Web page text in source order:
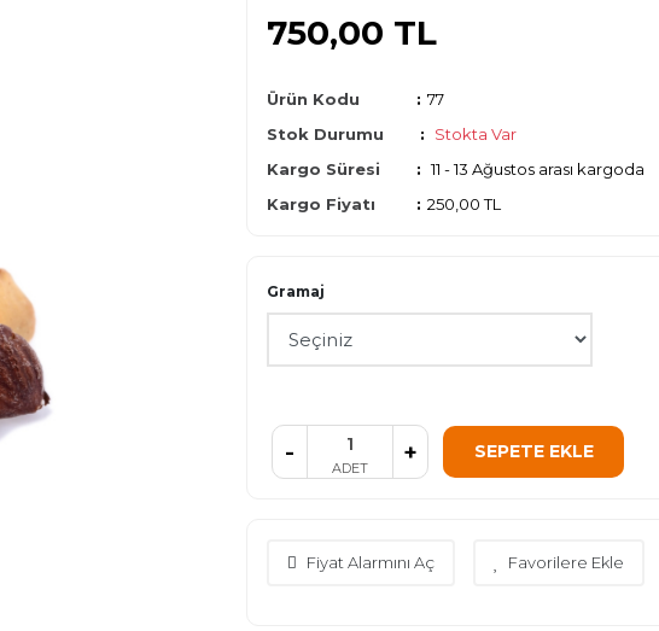
750,00 TL
Ürün Kodu : 77
Stok Durumu
:
Stokta Var
Kargo Süresi
: 11 - 13 Ağustos arası kargoda
Kargo Fiyatı
: 250,00 TL
Gramaj
ADET
- + SEPETE EKLE
Fiyat Alarmını Aç Favorilere Ekle